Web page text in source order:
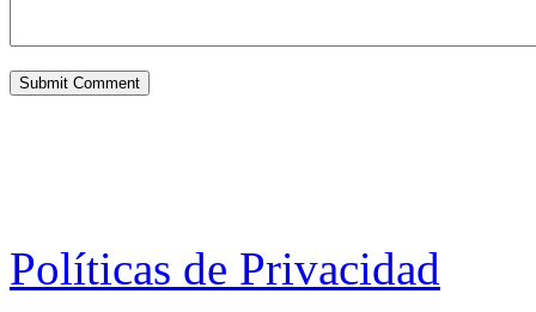
Políticas de Privacidad